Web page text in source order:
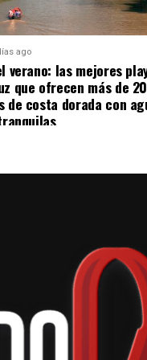
ago
verano: las mejores
que ofrecen más de 20
de costa dorada con